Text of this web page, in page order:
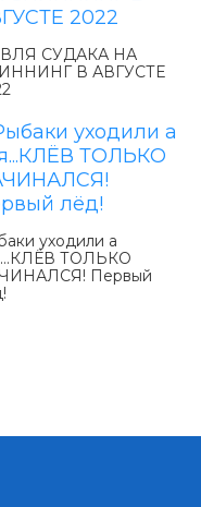
СУДАКА НА
В АВГУСТЕ
уходили а
ТОЛЬКО
Первый